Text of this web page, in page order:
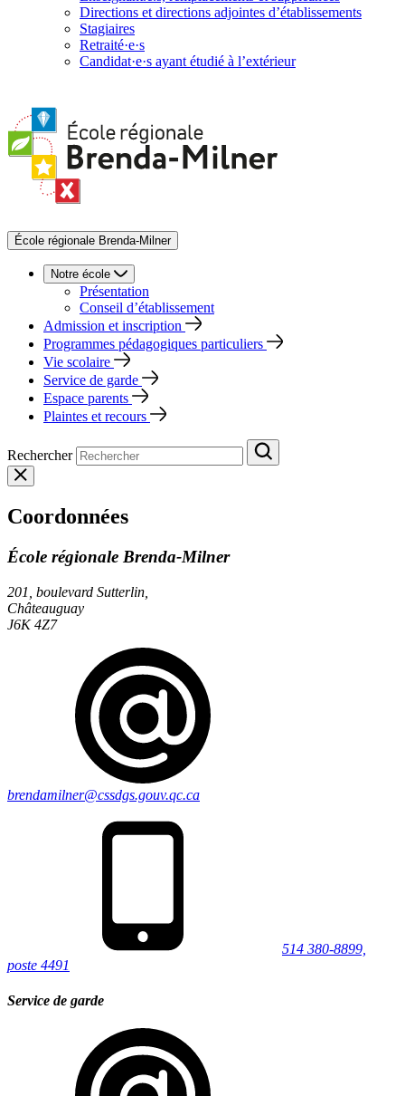
Directions et directions adjointes d’établissements
Stagiaires
Retraité·e·s
Candidat·e·s ayant étudié à l’extérieur
École régionale Brenda-Milner
Notre école
Présentation
Conseil d’établissement
Admission et inscription
Programmes pédagogiques particuliers
Vie scolaire
Service de garde
Espace parents
Plaintes et recours
Rechercher
Coordonnées
École régionale Brenda‑Milner
201, boulevard Sutterlin,
Châteauguay
J6K 4Z7
brendamilner@cssdgs.gouv.qc.ca
514 380-8899,
poste 4491
Service de garde